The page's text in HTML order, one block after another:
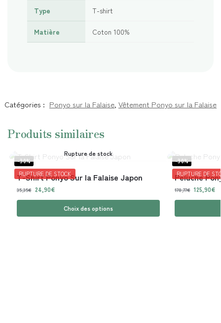
Type T-shirt
Matière Coton 100%
Catégories : Ponyo sur la Falaise, Vêtement Ponyo sur la Falaise
Produits similaires
-30%
RUPTURE DE STOCK
Rupture de stock
T-Shirt Ponyo Sur la Falaise Japon
35,35€ 24,90€
Choix des options
-30%
RUPTURE DE
Peluche
178,77€ 125,90€